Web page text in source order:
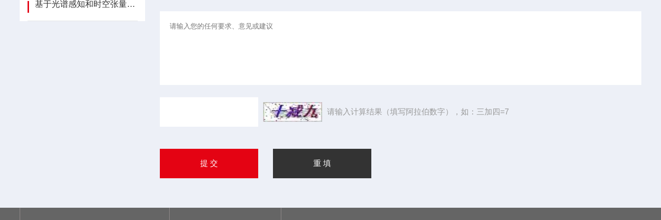
基于光谱感知和时空张量分解的高光谱时间序列目标检测
请输入计算结果（填写阿拉伯数字），如：三加四=7